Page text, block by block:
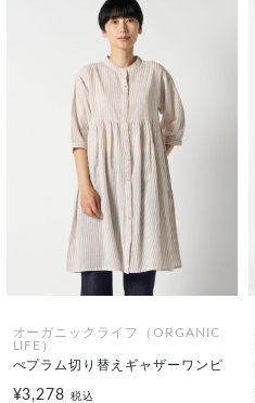
オーガニックライフ（ORGANIC
LIFE）
ぺプラム切り替えギャザーワンピ
¥3,278税込